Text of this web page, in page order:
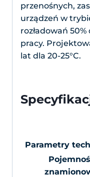
przenośnych,
urządzeń w
rozładowań
pracy.
lat dla 20-25°C.
Parametry